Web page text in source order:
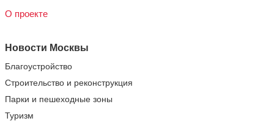
О проекте
Новости Москвы
Благоустройство
Строительство и реконструкция
Парки и пешеходные зоны
Туризм